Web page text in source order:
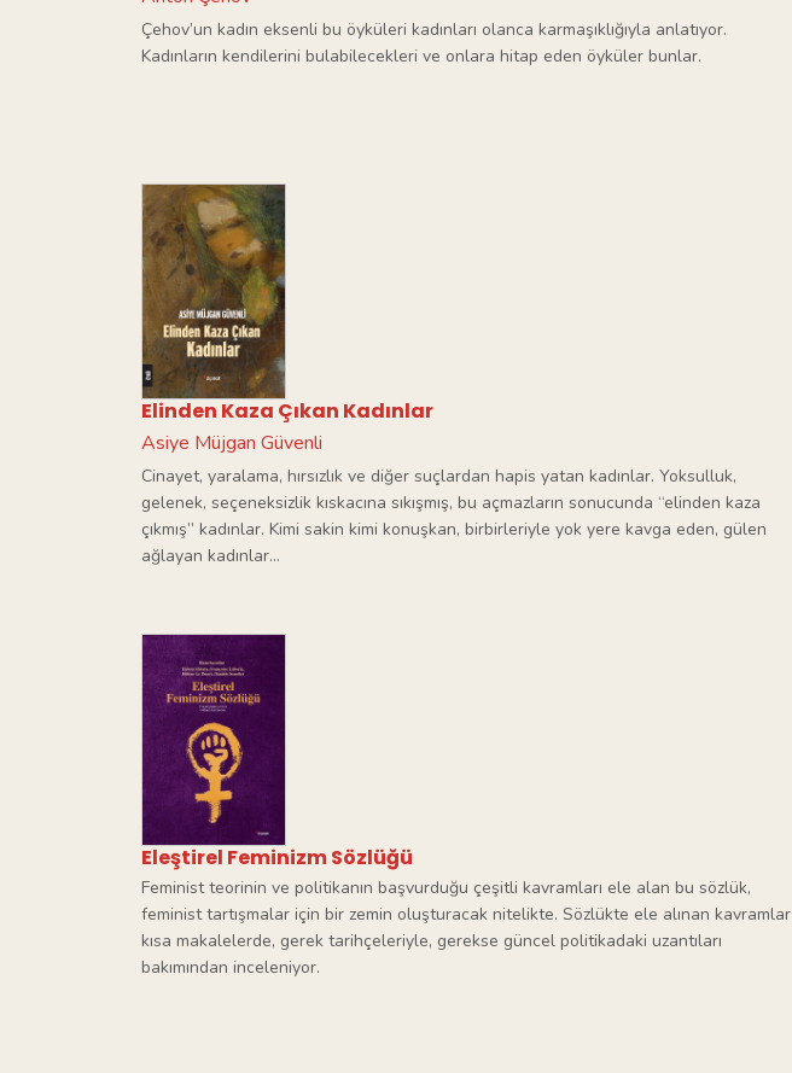
Çehov’un kadın eksenli bu öyküleri kadınları olanca karmaşıklığıyla anlatıyor.
Kadınların kendilerini bulabilecekleri ve onlara hitap eden öyküler bunlar.
Elinden Kaza Çıkan Kadınlar
Asiye Müjgan Güvenli
Cinayet, yaralama, hırsızlık ve diğer suçlardan hapis yatan kadınlar. Yoksulluk,
gelenek, seçeneksizlik kıskacına sıkışmış, bu açmazların sonucunda “elinden kaza
çıkmış” kadınlar. Kimi sakin kimi konuşkan, birbirleriyle yok yere kavga eden, gülen
ağlayan kadınlar...
Eleştirel Feminizm Sözlüğü
Feminist teorinin ve politikanın başvurduğu çeşitli kavramları ele alan bu sözlük,
feminist tartışmalar için bir zemin oluşturacak nitelikte. Sözlükte ele alınan kavramlar
kısa makalelerde, gerek tarihçeleriyle, gerekse güncel politikadaki uzantıları
bakımından inceleniyor.